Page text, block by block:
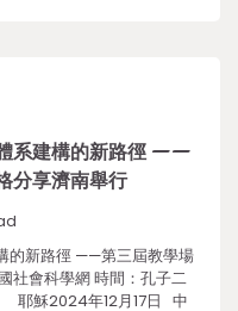
系建構的新路徑 ——
分享濟南舉行
的新路徑 ——第三屆教學場
社會科學網 時間：孔子二
穌2024年12月17日 中